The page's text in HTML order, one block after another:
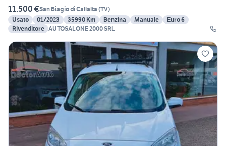
11.500 €San Biagio di Callalta (TV)
Usato
01/2023 35990 Km Benzina Manuale
Euro 6
Rivenditore AUTOSALONE 2000 SRL